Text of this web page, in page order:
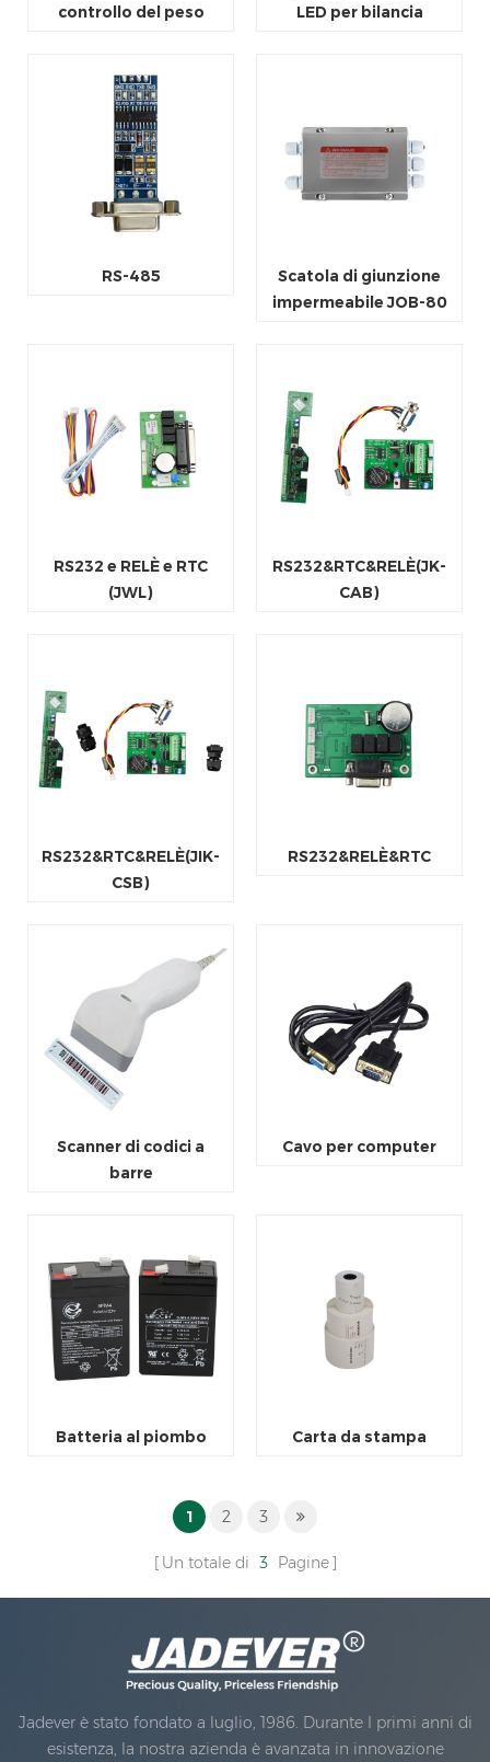
controllo del peso
LED per bilancia
RS-485
Scatola di giunzione
impermeabile JOB-80
RS232 e RELÈ e RTC
(JWL)
RS232&RTC&RELÈ(JK-
CAB)
RS232&RTC&RELÈ(JIK-
CSB)
RS232&RELÈ&RTC
Scanner di codici a
barre
Cavo per computer
Batteria al piombo Carta da stampa
1 2 3
Un totale di 3 Pagine
Jadever è stato fondato a luglio, 1986. Durante I primi anni di
esistenza, la nostra azienda è avanzata in innovazione